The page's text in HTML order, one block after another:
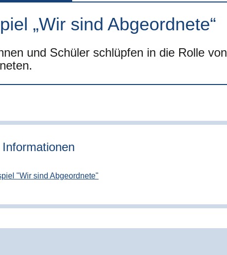
„Wir sind Abgeordnete“
und Schüler schlüpfen in die Rolle von
"Wir sind Abgeordnete"